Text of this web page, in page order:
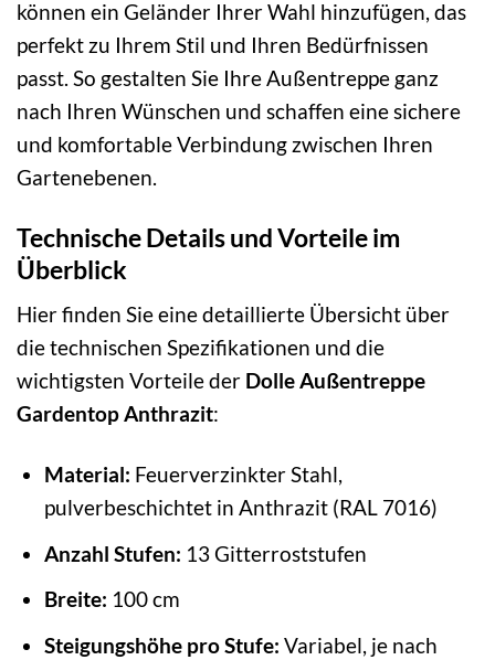
können ein Geländer Ihrer Wahl hinzufügen, das
perfekt zu Ihrem Stil und Ihren Bedürfnissen
passt. So gestalten Sie Ihre Außentreppe ganz
nach Ihren Wünschen und schaffen eine sichere
und komfortable Verbindung zwischen Ihren
Gartenebenen.
Technische Details und Vorteile im
Überblick
Hier finden Sie eine detaillierte Übersicht über
die technischen Spezifikationen und die
wichtigsten Vorteile der Dolle Außentreppe
Gardentop Anthrazit:
Material: Feuerverzinkter Stahl,
pulverbeschichtet in Anthrazit (RAL 7016)
Anzahl Stufen: 13 Gitterroststufen
Breite: 100 cm
Steigungshöhe pro Stufe: Variabel, je nach